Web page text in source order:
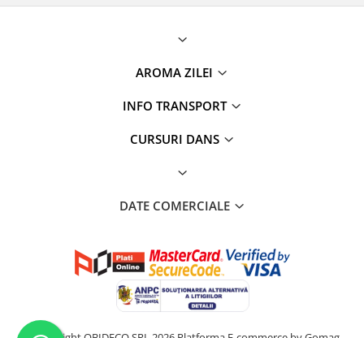
AROMA ZILEI
INFO TRANSPORT
CURSURI DANS
DATE COMERCIALE